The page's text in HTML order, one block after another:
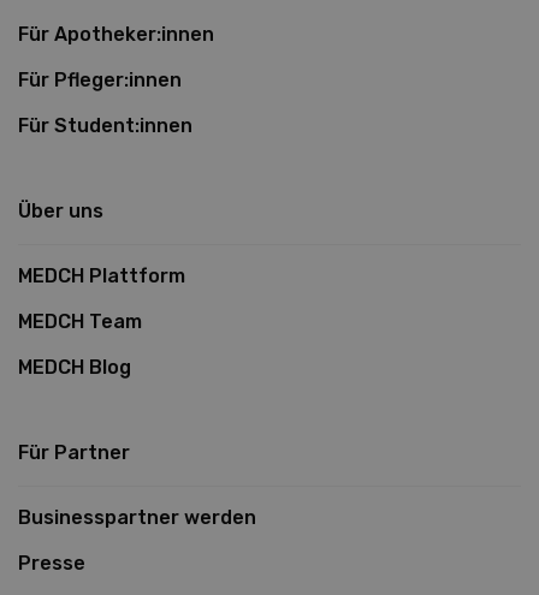
Für Apotheker:innen
Für Pfleger:innen
Für Student:innen
Über uns
MEDCH Plattform
MEDCH Team
MEDCH Blog
Für Partner
Businesspartner werden
Presse